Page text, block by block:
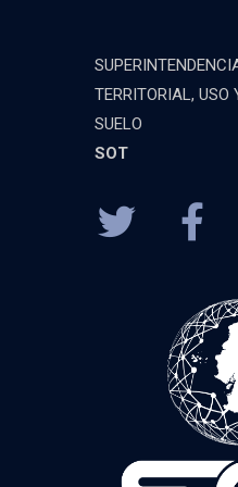
TERRITORIAL, USO
SUELO
SOT